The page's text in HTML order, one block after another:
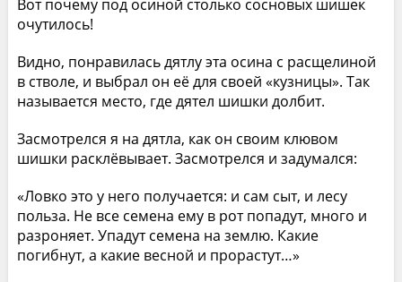
Вот почему под осиной столько сосновых шишек
очутилось!
Видно, понравилась дятлу эта осина с расщелиной
в стволе, и выбрал он её для своей «кузницы». Так
называется место, где дятел шишки долбит.
Засмотрелся я на дятла, как он своим клювом
шишки расклёвывает. Засмотрелся и задумался:
«Ловко это у него получается: и сам сыт, и лесу
польза. Не все семена ему в рот попадут, много и
разроняет. Упадут семена на землю. Какие
погибнут, а какие весной и прорастут…»